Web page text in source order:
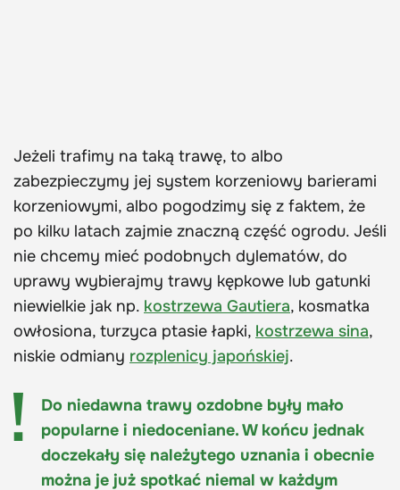
Jeżeli trafimy na taką trawę, to albo
zabezpieczymy jej system korzeniowy barierami
korzeniowymi, albo pogodzimy się z faktem, że
po kilku latach zajmie znaczną część ogrodu. Jeśli
nie chcemy mieć podobnych dylematów, do
uprawy wybierajmy trawy kępkowe lub gatunki
niewielkie jak np. kostrzewa Gautiera, kosmatka
owłosiona, turzyca ptasie łapki, kostrzewa sina,
niskie odmiany rozplenicy japońskiej.
Do niedawna trawy ozdobne były mało
popularne i niedoceniane. W końcu jednak
doczekały się należytego uznania i obecnie
można je już spotkać niemal w każdym